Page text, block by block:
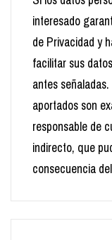
interesado
de Privacidad y
facilitar sus
antes
aportados son
responsable de
indirecto, que
consecuencia